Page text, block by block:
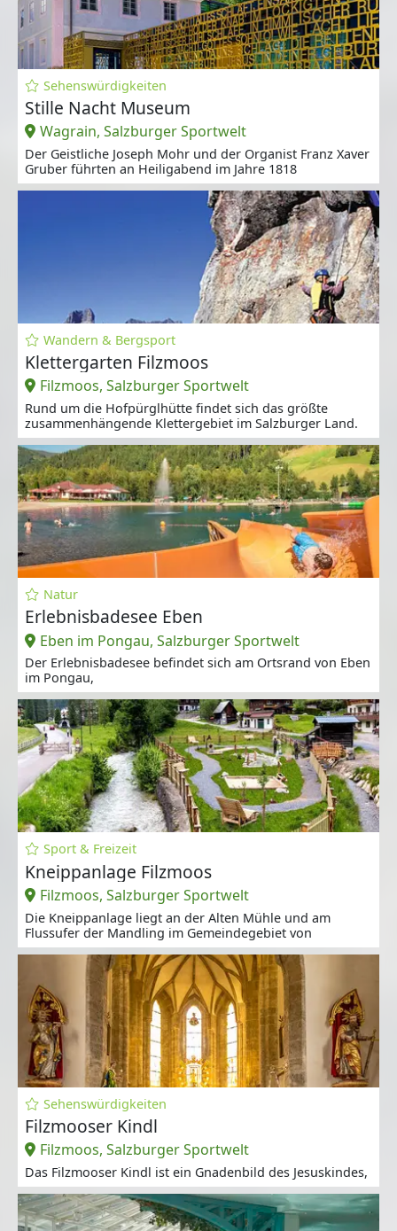
Sehenswürdigkeiten
Stille Nacht Museum
Wagrain, Salzburger Sportwelt
Der Geistliche Joseph Mohr und der Organist Franz Xaver
Gruber führten an Heiligabend im Jahre 1818
Wandern & Bergsport
Klettergarten Filzmoos
Filzmoos, Salzburger Sportwelt
Rund um die Hofpürglhütte findet sich das größte
zusammenhängende Klettergebiet im Salzburger Land.
Natur
Erlebnisbadesee Eben
Eben im Pongau, Salzburger Sportwelt
Der Erlebnisbadesee befindet sich am Ortsrand von Eben
im Pongau,
Sport & Freizeit
Kneippanlage Filzmoos
Filzmoos, Salzburger Sportwelt
Die Kneippanlage liegt an der Alten Mühle und am
Flussufer der Mandling im Gemeindegebiet von
Sehenswürdigkeiten
Filzmooser Kindl
Filzmoos, Salzburger Sportwelt
Das Filzmooser Kindl ist ein Gnadenbild des Jesuskindes,